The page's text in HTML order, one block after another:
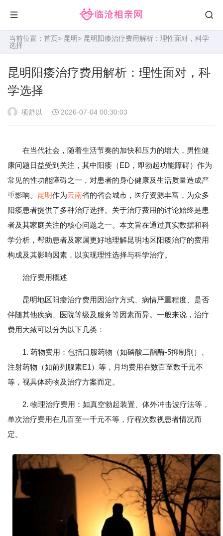
当前位置： 首页> 昆明> 昆明阳痿治疗费用解析：理性面对，科学
选择
昆明阳痿治疗费用解析：理性面对，科
学选择
项舒以 2026-07-04 00:30:03
在当代社会，随着生活节奏的加快和压力的增大，男性健
康问题日益受到关注，其中阳痿（ED，即勃起功能障碍）作为
常见的性功能障碍之一，对患者的身心健康及生活质量造成严
重影响。 昆明作为云南省的省会城市，医疗资源丰富，为众多
阳痿患者提供了多种治疗选择。关于治疗费用的讨论始终是患
者及其家庭关注的核心问题之一。本文旨在通过真实数据和科
学分析，帮助患者及家属更好地理解昆明地区阳痿治疗的费用
构成及其影响因素，以实现理性选择与科学治疗。
治疗费用概述
昆明地区阳痿治疗费用因治疗方式、病情严重程度、是否
伴随其他疾病、医院等级及服务等因素而异。一般来说，治疗
费用大致可以分为以下几类：
1. 药物费用：包括口服药物（如磷酸二酯酶-5抑制剂）、
注射药物（如前列腺素E1）等，月均费用在数百至数千元不
等，视具体药物及治疗方案而定。
2. 物理治疗费用：如真空勃起装置、体外冲击波疗法等，
单次治疗费用在几百至一千元不等，疗程次数视患者情况而
定。